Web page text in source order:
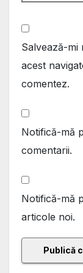
Salvează-mi
acest
comentez.
Notifică-mă
comentarii.
Notifică-mă
articole noi.